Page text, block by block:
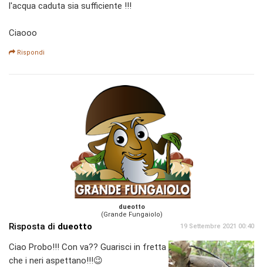
l'acqua caduta sia sufficiente !!!
Ciaooo
Rispondi
dueotto
(Grande Fungaiolo)
Risposta di dueotto 19 Settembre 2021 00:40
Ciao Probo!!! Con va?? Guarisci in fretta
che i neri aspettano!!!😉